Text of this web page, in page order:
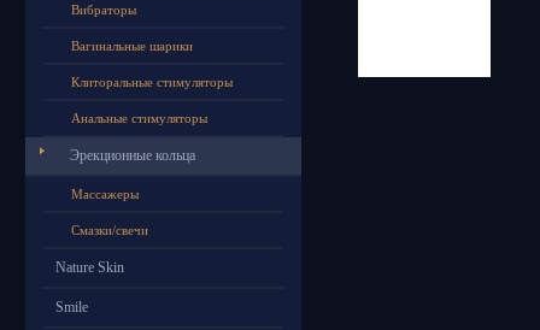
Вибраторы
Вагинальные шарики
Клиторальные стимуляторы
Анальные стимуляторы
Эрекционные кольца
Массажеры
Смазки/свечи
Nature Skin
Smile